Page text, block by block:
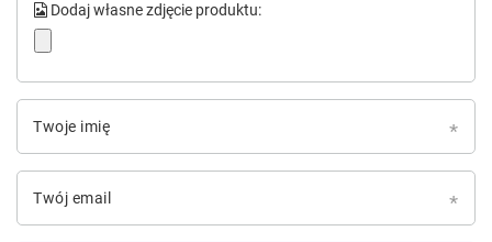
Dodaj własne zdjęcie produktu:
Twoje imię
Twój email